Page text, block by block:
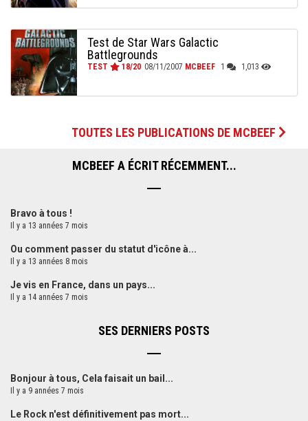
Test de Star Wars Galactic
Battlegrounds
TEST 18/20 08/11/2007 MCBEEF 1 1,013
TOUTES LES PUBLICATIONS DE MCBEEF
MCBEEF A ÉCRIT RÉCEMMENT...
Bravo à tous !
Il y a 13 années 7 mois
Ou comment passer du statut d'icône à...
Il y a 13 années 8 mois
Je vis en France, dans un pays...
Il y a 14 années 7 mois
SES DERNIERS POSTS
Bonjour à tous, Cela faisait un bail...
Il y a 9 années 7 mois
Le Rock n'est définitivement pas mort...